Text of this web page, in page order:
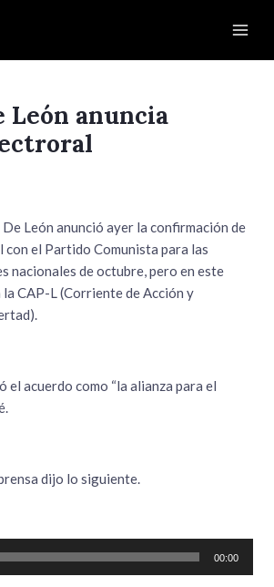
León anuncia
León anunció ayer la confirmación de
con el Partido Comunista para las
nacionales de octubre, pero en este
la CAP-L (Corriente de Acción y
el acuerdo como “la alianza para el
dijo lo siguiente.
00:00